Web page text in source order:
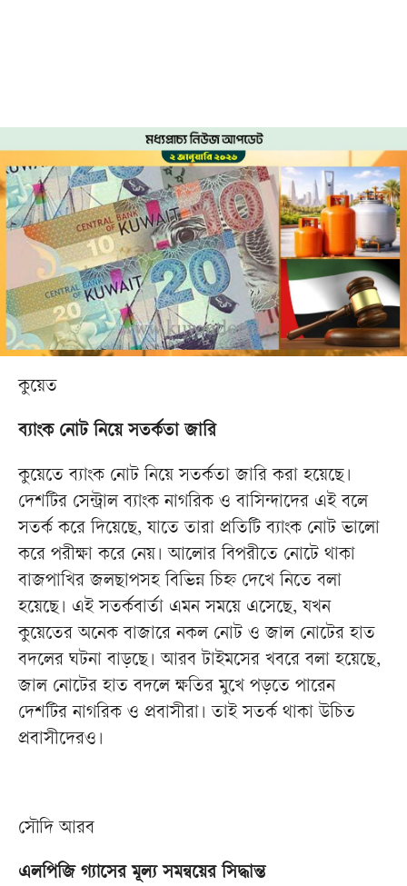
কুয়েত
ব্যাংক নোট নিয়ে সতর্কতা জারি
কুয়েতে ব্যাংক নোট নিয়ে সতর্কতা জারি করা হয়েছে।
দেশটির সেন্ট্রাল ব্যাংক নাগরিক ও বাসিন্দাদের এই বলে
সতর্ক করে দিয়েছে, যাতে তারা প্রতিটি ব্যাংক নোট ভালো
করে পরীক্ষা করে নেয়। আলোর বিপরীতে নোটে থাকা
বাজপাখির জলছাপসহ বিভিন্ন চিহ্ন দেখে নিতে বলা
হয়েছে। এই সতর্কবার্তা এমন সময়ে এসেছে, যখন
কুয়েতের অনেক বাজারে নকল নোট ও জাল নোটের হাত
বদলের ঘটনা বাড়ছে। আরব টাইমসের খবরে বলা হয়েছে,
জাল নোটের হাত বদলে ক্ষতির মুখে পড়তে পারেন
দেশটির নাগরিক ও প্রবাসীরা। তাই সতর্ক থাকা উচিত
প্রবাসীদেরও।
সৌদি আরব
এ‍লপিজি গ্যাসের মূল্য সমন্বয়ের সিদ্ধান্ত